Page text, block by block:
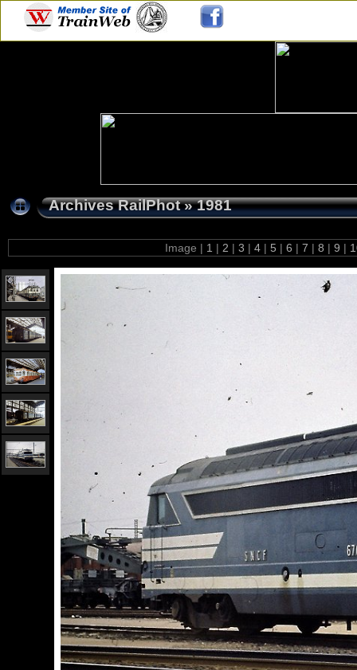
Archives RailPhot»1981
Image | 1 | 2 | 3 | 4 | 5 | 6 | 7 | 8 | 9 |